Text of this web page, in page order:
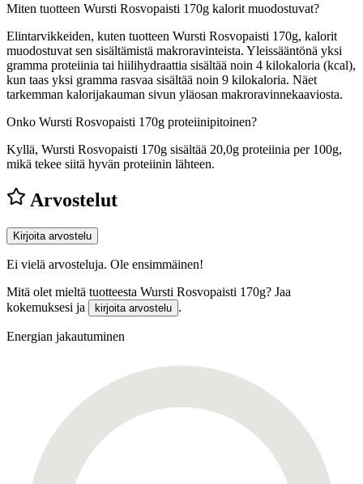
Miten tuotteen Wursti Rosvopaisti 170g kalorit muodostuvat?
Elintarvikkeiden, kuten tuotteen Wursti Rosvopaisti 170g, kalorit
muodostuvat sen sisältämistä makroravinteista. Yleissääntönä yksi
gramma proteiinia tai hiilihydraattia sisältää noin 4 kilokaloria (kcal),
kun taas yksi gramma rasvaa sisältää noin 9 kilokaloria. Näet
tarkemman kalorijakauman sivun yläosan makroravinnekaaviosta.
Onko Wursti Rosvopaisti 170g proteiinipitoinen?
Kyllä, Wursti Rosvopaisti 170g sisältää 20,0g proteiinia per 100g,
mikä tekee siitä hyvän proteiinin lähteen.
Arvostelut
Kirjoita arvostelu
Ei vielä arvosteluja. Ole ensimmäinen!
Mitä olet mieltä tuotteesta Wursti Rosvopaisti 170g? Jaa
kokemuksesi ja
kirjoita arvostelu .
Energian jakautuminen